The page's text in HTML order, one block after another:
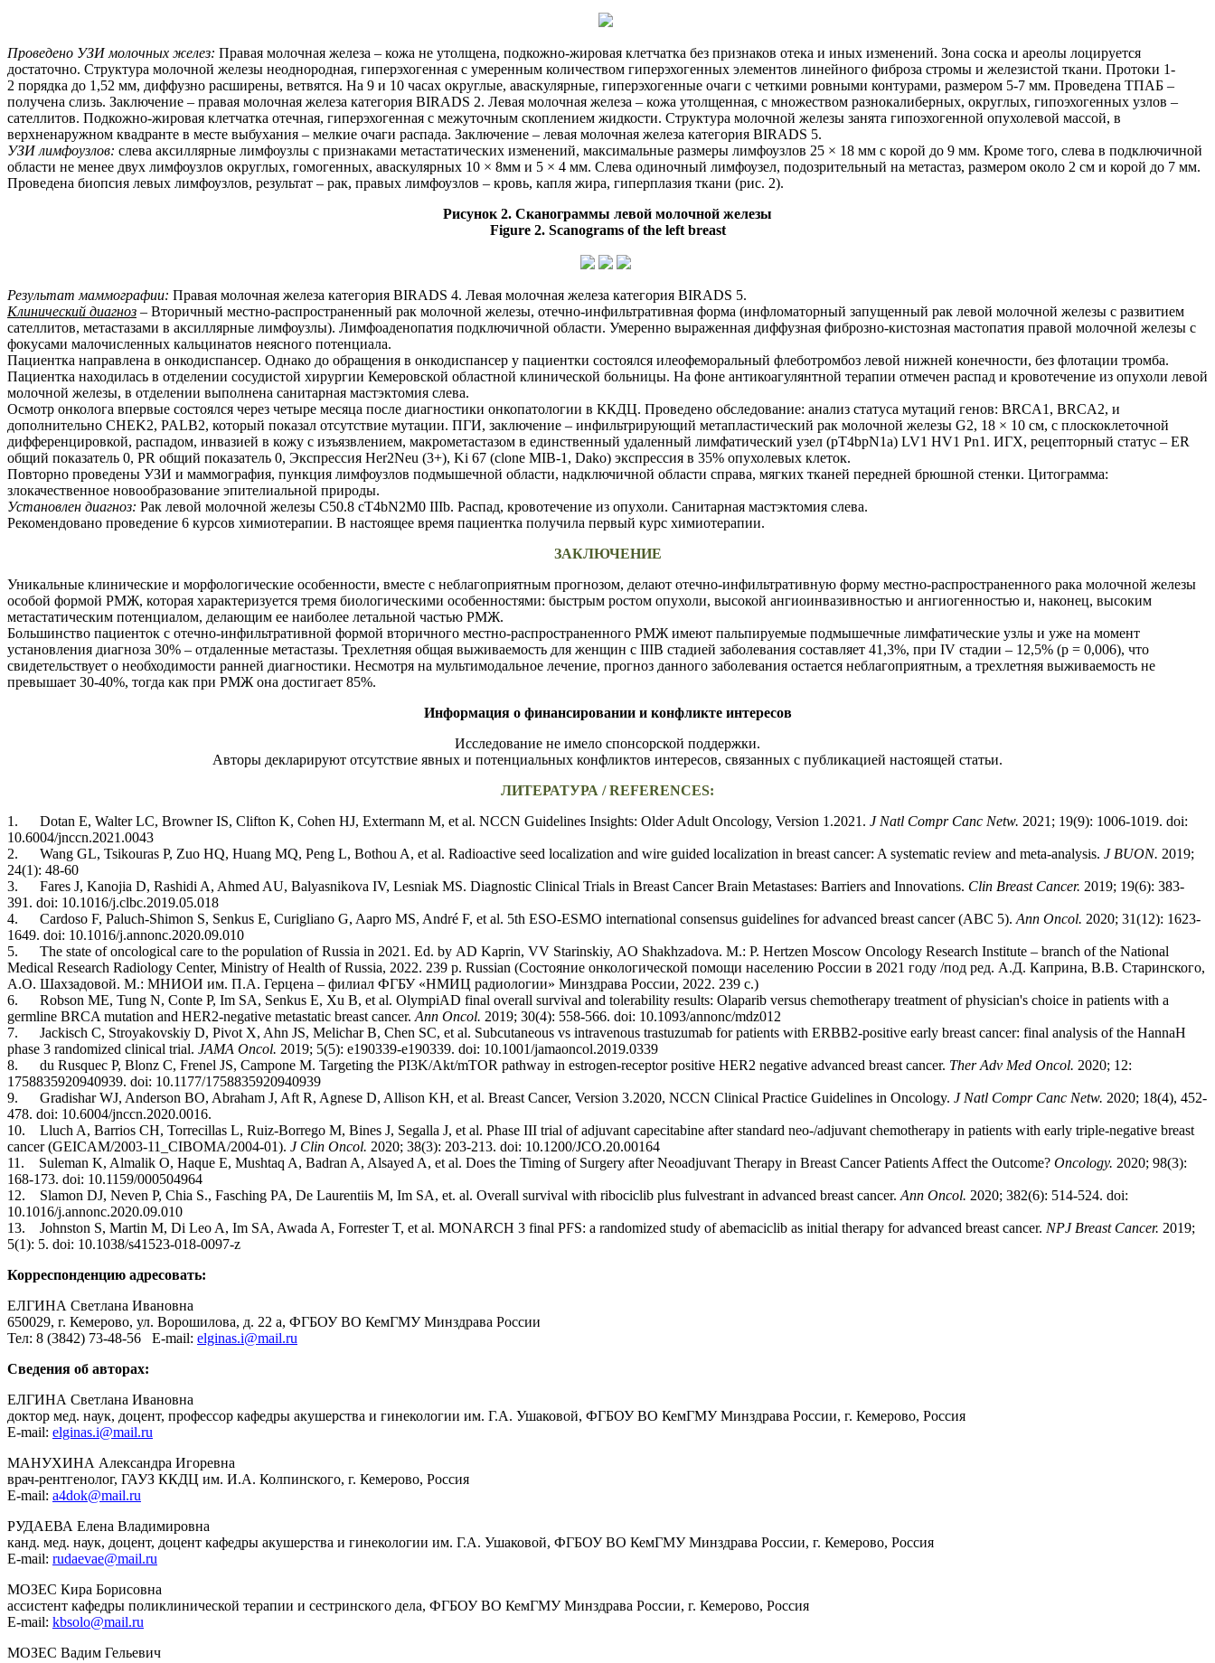
Проведено УЗИ молочных желез: Правая молочная железа – кожа не утолщена, подкожно-жировая клетчатка без признаков отека и иных изменений. Зона соска и ареолы лоцируется
достаточно. Структура молочной железы неоднородная, гиперэхогенная с умеренным количеством гиперэхогенных элементов линейного фиброза стромы и железистой ткани. Протоки 1-
2 порядка до 1,52 мм, диффузно расширены, ветвятся. На 9 и 10 часах округлые, аваскулярные, гиперэхогенные очаги с четкими ровными контурами, размером 5-7 мм. Проведена ТПАБ –
получена слизь. Заключение – правая молочная железа категория BIRADS 2. Левая молочная железа – кожа утолщенная, с множеством разнокалиберных, округлых, гипоэхогенных узлов –
сателлитов. Подкожно-жировая клетчатка отечная, гиперэхогенная с межуточным скоплением жидкости. Структура молочной железы занята гипоэхогенной опухолевой массой, в
верхненаружном квадранте в месте выбухания – мелкие очаги распада. Заключение – левая молочная железа категория BIRADS 5.
УЗИ лимфоузлов: слева аксиллярные лимфоузлы с признаками метастатических изменений, максимальные размеры лимфоузлов 25 × 18 мм с корой до 9 мм. Кроме того, слева в подключичной
области не менее двух лимфоузлов округлых, гомогенных, аваскулярных 10 × 8мм и 5 × 4 мм. Слева одиночный лимфоузел, подозрительный на метастаз, размером около 2 см и корой до 7 мм.
Проведена биопсия левых лимфоузлов, результат – рак, правых лимфоузлов – кровь, капля жира, гиперплазия ткани (рис. 2).
Рисунок 2. Сканограммы левой молочной железы
Figure 2. Scanograms of the left breast
Результат маммографии: Правая молочная железа категория BIRADS 4. Левая молочная железа категория BIRADS 5.
Клинический диагноз – Вторичный местно-распространенный рак молочной железы, отечно-инфильтративная форма (инфломаторный запущенный рак левой молочной железы с развитием
сателлитов, метастазами в аксиллярные лимфоузлы). Лимфоаденопатия подключичной области. Умеренно выраженная диффузная фиброзно-кистозная мастопатия правой молочной железы с
фокусами малочисленных кальцинатов неясного потенциала.
Пациентка направлена в онкодиспансер. Однако до обращения в онкодиспансер у пациентки состоялся илеофеморальный флеботромбоз левой нижней конечности, без флотации тромба.
Пациентка находилась в отделении сосудистой хирургии Кемеровской областной клинической больницы. На фоне антикоагулянтной терапии отмечен распад и кровотечение из опухоли левой
молочной железы, в отделении выполнена санитарная мастэктомия слева.
Осмотр онколога впервые состоялся через четыре месяца после диагностики онкопатологии в ККДЦ. Проведено обследование: анализ статуса мутаций генов: BRCA1, BRCA2, и
дополнительно CHEK2, PALB2, который показал отсутствие мутации. ПГИ, заключение – инфильтрирующий метапластический рак молочной железы G2, 18 × 10 cм, с плоскоклеточной
дифференцировкой, распадом, инвазией в кожу с изъязвлением, макрометастазом в единственный удаленный лимфатический узел (pT4bpN1а) LV1 HV1 Pn1. ИГХ, рецепторный статус – ER
общий показатель 0, PR общий показатель 0, Экспрессия Her2Neu (3+), Ki 67 (clone MIB-1, Dako) экспрессия в 35% опухолевых клеток.
Повторно проведены УЗИ и маммография, пункция лимфоузлов подмышечной области, надключичной области справа, мягких тканей передней брюшной стенки. Цитограмма:
злокачественное новообразование эпителиальной природы.
Установлен диагноз: Рак левой молочной железы С50.8 cT4bN2M0 IIIb. Распад, кровотечение из опухоли. Санитарная мастэктомия слева.
Рекомендовано проведение 6 курсов химиотерапии. В настоящее время пациентка получила первый курс химиотерапии.
ЗАКЛЮЧЕНИЕ
Уникальные клинические и морфологические особенности, вместе с неблагоприятным прогнозом, делают отечно-инфильтративную форму местно-распространенного рака молочной железы
особой формой РМЖ, которая характеризуется тремя биологическими особенностями: быстрым ростом опухоли, высокой ангиоинвазивностью и ангиогенностью и, наконец, высоким
метастатическим потенциалом, делающим ее наиболее летальной частью РМЖ.
Большинство пациенток с отечно-инфильтративной формой вторичного местно-распространенного РМЖ имеют пальпируемые подмышечные лимфатические узлы и уже на момент
установления диагноза 30% – отдаленные метастазы. Трехлетняя общая выживаемость для женщин с IIIB стадией заболевания составляет 41,3%, при IV стадии – 12,5% (р = 0,006), что
свидетельствует о необходимости ранней диагностики. Несмотря на мультимодальное лечение, прогноз данного заболевания остается неблагоприятным, а трехлетняя выживаемость не
превышает 30-40%, тогда как при РМЖ она достигает 85%.
Информация о финансировании и конфликте интересов
Исследование не имело спонсорской поддержки.
Авторы декларируют отсутствие явных и потенциальных конфликтов интересов, связанных с публикацией настоящей статьи.
ЛИТЕРАТУРА / REFERENCES:
1. Dotan E, Walter LC, Browner IS, Clifton K, Cohen HJ, Extermann M, et al. NCCN Guidelines Insights: Older Adult Oncology, Version 1.2021. J Natl Compr Canc Netw. 2021; 19(9): 1006-1019. doi:
10.6004/jnccn.2021.0043
2. Wang GL, Tsikouras P, Zuo HQ, Huang MQ, Peng L, Bothou A, et al. Radioactive seed localization and wire guided localization in breast cancer: A systematic review and meta-analysis. J BUON. 2019;
24(1): 48-60
3. Fares J, Kanojia D, Rashidi A, Ahmed AU, Balyasnikova IV, Lesniak MS. Diagnostic Clinical Trials in Breast Cancer Brain Metastases: Barriers and Innovations. Clin Breast Cancer. 2019; 19(6): 383-
391. doi: 10.1016/j.clbc.2019.05.018
4. Cardoso F, Paluch-Shimon S, Senkus E, Curigliano G, Aapro MS, André F, et al. 5th ESO-ESMO international consensus guidelines for advanced breast cancer (ABC 5). Ann Oncol. 2020; 31(12): 1623-
1649. doi: 10.1016/j.annonc.2020.09.010
5. The stаte of oncologicаl cаre to the populаtion of Russiа in 2021. Ed. by АD Kаprin, VV Stаrinskiy, АO Shаkhzаdovа. M.: P. Hertzen Moscow Oncology Research Institute – branch of the National
Medical Research Radiology Center, Ministry of Health of Russia, 2022. 239 p. Russian (Состояние онкологической помощи населению России в 2021 году /под ред. А.Д. Каприна, В.В. Старинского,
А.О. Шахзадовой. М.: МНИОИ им. П.А. Герцена – филиал ФГБУ «НМИЦ радиологии» Минздрава России, 2022. 239 с.)
6. Robson ME, Tung N, Conte P, Im SA, Senkus E, Xu B, et al. OlympiAD final overall survival and tolerability results: Olaparib versus chemotherapy treatment of physician's choice in patients with a
germline BRCA mutation and HER2-negative metastatic breast cancer. Ann Oncol. 2019; 30(4): 558-566. doi: 10.1093/annonc/mdz012
7. Jackisch C, Stroyakovskiy D, Pivot X, Ahn JS, Melichar B, Chen SC, et al. Subcutaneous vs intravenous trastuzumab for patients with ERBB2-positive early breast cancer: final analysis of the HannaH
phase 3 randomized clinical trial. JAMA Oncol. 2019; 5(5): e190339-e190339. doi: 10.1001/jamaoncol.2019.0339
8. du Rusquec P, Blonz C, Frenel JS, Campone M. Targeting the PI3K/Akt/mTOR pathway in estrogen-receptor positive HER2 negative advanced breast cancer. Ther Adv Med Oncol. 2020; 12:
1758835920940939. doi: 10.1177/1758835920940939
9. Gradishar WJ, Anderson BO, Abraham J, Aft R, Agnese D, Allison KH, et al. Breast Cancer, Version 3.2020, NCCN Clinical Practice Guidelines in Oncology. J Natl Compr Canc Netw. 2020; 18(4), 452-
478. doi: 10.6004/jnccn.2020.0016.
10. Lluch A, Barrios CH, Torrecillas L, Ruiz-Borrego M, Bines J, Segalla J, et al. Phase III trial of adjuvant capecitabine after standard neo-/adjuvant chemotherapy in patients with early triple-negative breast
cancer (GEICAM/2003-11_CIBOMA/2004-01). J Clin Oncol. 2020; 38(3): 203-213. doi: 10.1200/JCO.20.00164
11. Suleman K, Almalik O, Haque E, Mushtaq A, Badran A, Alsayed A, et al. Does the Timing of Surgery after Neoadjuvant Therapy in Breast Cancer Patients Affect the Outcome? Oncology. 2020; 98(3):
168-173. doi: 10.1159/000504964
12. Slamon DJ, Neven P, Chia S., Fasching PA, De Laurentiis М, Im SA, et. al. Overall survival with ribociclib plus fulvestrant in advanced breast cancer. Ann Oncol. 2020; 382(6): 514-524. doi:
10.1016/j.annonc.2020.09.010
13. Johnston S, Martin M, Di Leo A, Im SA, Awada A, Forrester T, et al. MONARCH 3 final PFS: a randomized study of abemaciclib as initial therapy for advanced breast cancer. NPJ Breast Cancer. 2019;
5(1): 5. doi: 10.1038/s41523-018-0097-z
Корреспонденцию адресовать:
ЕЛГИНА Светлана Ивановна
650029, г. Кемерово, ул. Ворошилова, д. 22 а, ФГБОУ ВО КемГМУ Минздрава России
Тел: 8 (3842) 73-48-56 E-mail: elginas.i@mail.ru
Сведения об авторах:
ЕЛГИНА Светлана Ивановна
доктор мед. наук, доцент, профессор кафедры акушерства и гинекологии им. Г.А. Ушаковой, ФГБОУ ВО КемГМУ Минздрава России, г. Кемерово, Россия
E-mail: elginas.i@mail.ru
МАНУХИНА Александра Игоревна
врач-рентгенолог, ГАУЗ ККДЦ им. И.А. Колпинского, г. Кемерово, Россия
E-mail: a4dok@mail.ru
РУДАЕВА Елена Владимировна
канд. мед. наук, доцент, доцент кафедры акушерства и гинекологии им. Г.А. Ушаковой, ФГБОУ ВО КемГМУ Минздрава России, г. Кемерово, Россия
E-mail: rudaevae@mail.ru
МОЗЕС Кира Борисовна
ассистент кафедры поликлинической терапии и сестринского дела, ФГБОУ ВО КемГМУ Минздрава России, г. Кемерово, Россия
E-mail: kbsolo@mail.ru
МОЗЕС Вадим Гельевич